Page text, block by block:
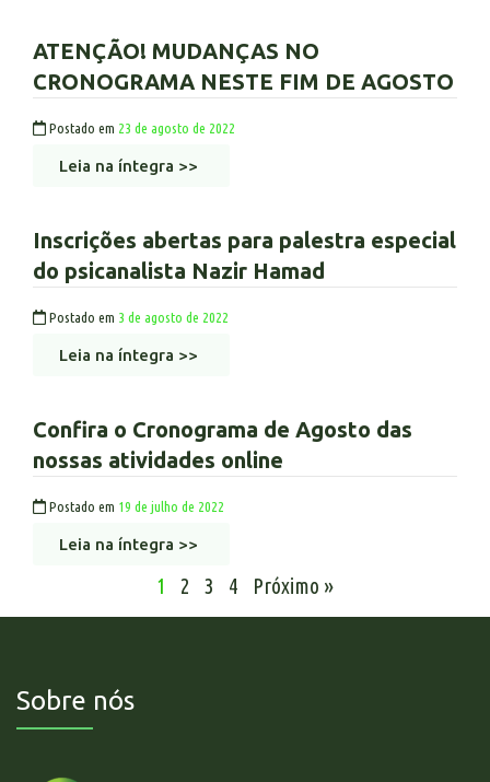
ATENÇÃO! MUDANÇAS NO
CRONOGRAMA NESTE FIM DE AGOSTO
Postado em 23 de agosto de 2022
Leia na íntegra >>
Inscrições abertas para palestra especial
do psicanalista Nazir Hamad
Postado em 3 de agosto de 2022
Leia na íntegra >>
Confira o Cronograma de Agosto das
nossas atividades online
Postado em 19 de julho de 2022
Leia na íntegra >>
1 2 3 4 Próximo »
Sobre nós